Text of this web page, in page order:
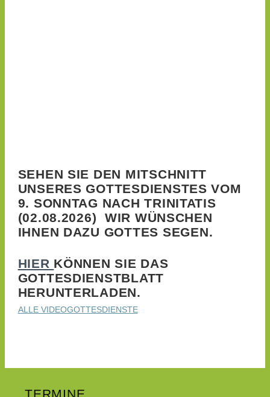
SEHEN SIE DEN MITSCHNITT
UNSERES GOTTESDIENSTES VOM
9. SONNTAG NACH TRINITATIS
(02.08.2026) WIR WÜNSCHEN
IHNEN DAZU GOTTES SEGEN.
HIER KÖNNEN SIE DAS
GOTTESDIENSTBLATT
HERUNTERLADEN.
ALLE VIDEOGOTTESDIENSTE
TERMINE